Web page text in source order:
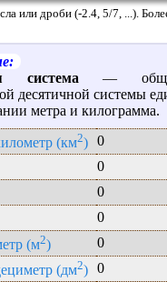
или дроби (-2.4, 5/7, ...).
система — общее
десятичной системы
метра и килограмма.
(км2) 0
0
0
0
(м2)
0
(дм2) 0